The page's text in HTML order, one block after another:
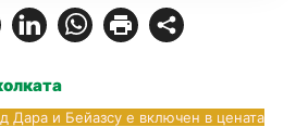
Дара и Бейазсу е включен в цената